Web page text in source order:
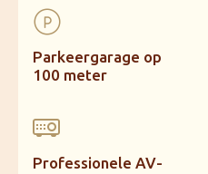
Parkeergarage op
100 meter
Professionele AV-